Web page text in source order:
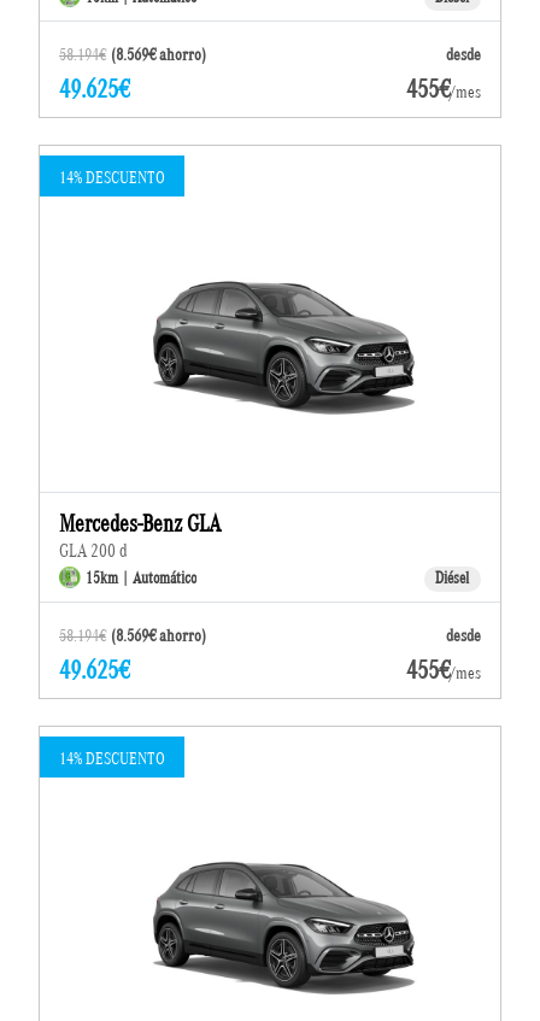
58.194€ (8.569€ ahorro) desde
49.625€ 455€/mes
14% DESCUENTO
Mercedes-Benz GLA
GLA 200 d
15km | Automático Diésel
58.194€ (8.569€ ahorro) desde
49.625€ 455€/mes
14% DESCUENTO